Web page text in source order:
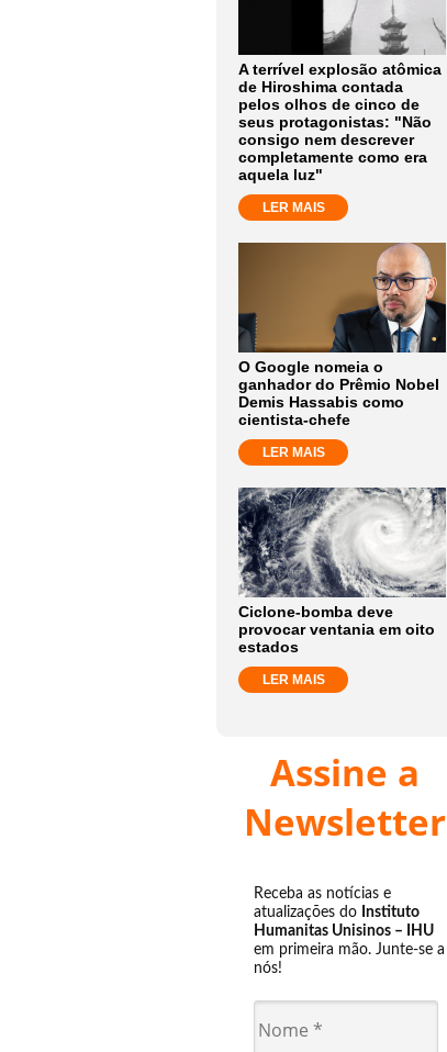
A terrível explosão atômica
de Hiroshima contada
pelos olhos de cinco de
seus protagonistas: "Não
consigo nem descrever
completamente como era
aquela luz"
LER MAIS
O Google nomeia o
ganhador do Prêmio Nobel
Demis Hassabis como
cientista-chefe
LER MAIS
Ciclone-bomba deve
provocar ventania em oito
estados
LER MAIS
Assine a
Newsletter
Receba as notícias e
atualizações do Instituto
Humanitas Unisinos – IHU
em primeira mão. Junte-se a
nós!